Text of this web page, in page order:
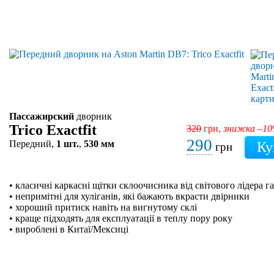
Пассажирский дворник
Trico Exactfit
Передний, 1 шт., 530 мм
320 грн,знижка
290 грн
• класичні каркасні щітки склоочисника від світового лідера
• непримітні для хуліганів, які бажають вкрасти двірники
• хороший притиск навіть на вигнутому склі
• краще підходять для експлуатації в теплу пору року
• вироблені в Китаї/Мексиці